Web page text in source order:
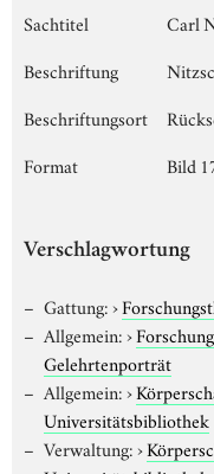
Sachtitel
Carl
Beschriftung
Beschriftungsort
Format
Bild
Verschlagwortung
Gattung:›
Allgemein:›
Gelehrtenporträt
Allgemein:›
Universitätsbibliothek
Verwaltung:›